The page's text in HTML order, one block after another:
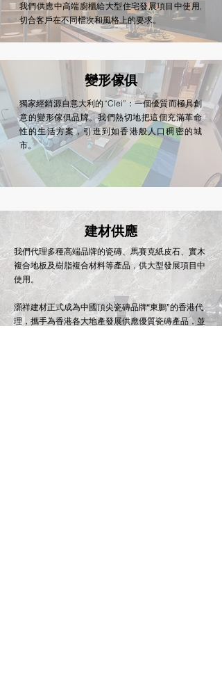
我們供應中高端廚櫃給大型住宅發展項目中使用,
切合客戶在不同檔次和風格上的要求。
變形傢俱
獨家經銷源自意大利的“Clei”：一個優質而極具創
意的變形傢俱品牌。我們熱切地把這個充滿革命
性的生活方案，引進到如香港般人口稠密的城
市。​
​建材供應
我們代理多種高端品牌的瓷磚、馬賽克紙皮石、實木
複合地板及樹脂複合材料等產品，供大型發展項目中
使用。
灝祥建材正式成為中國頂尖瓷磚品牌“東鵬”的香港代
理，攜手為香港各大地產發展供應優質瓷磚產品，並